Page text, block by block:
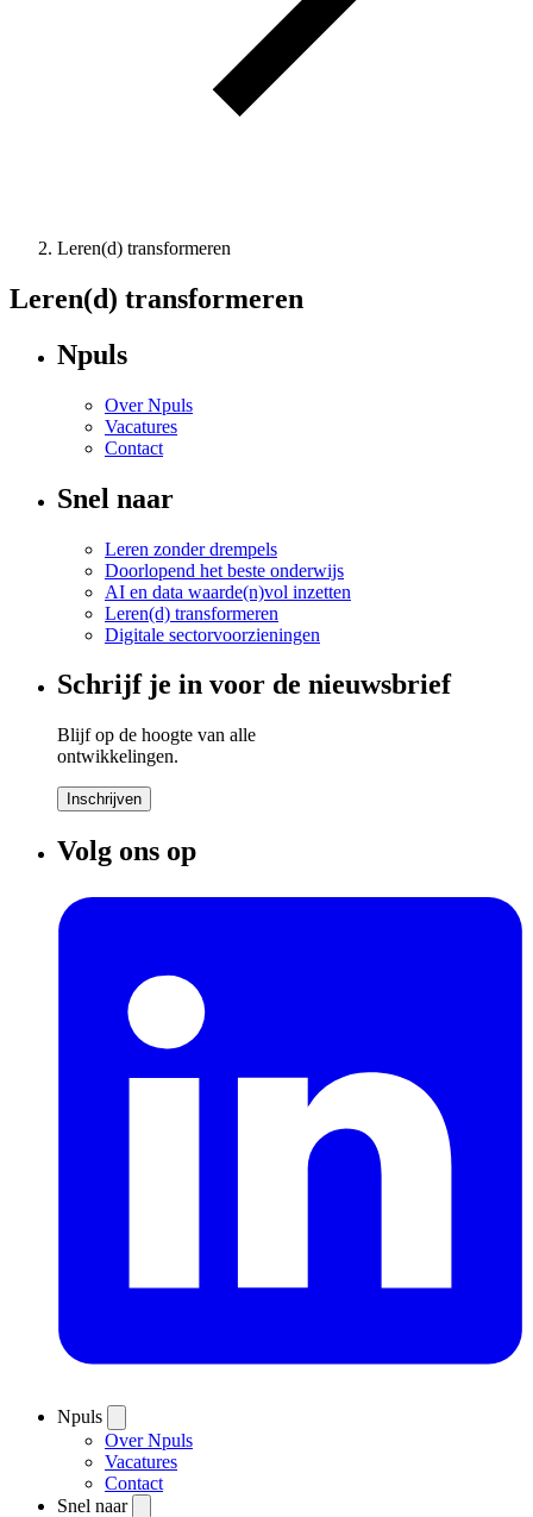
Leren(d) transformeren
Leren(d) transformeren
Npuls
Over Npuls
Vacatures
Contact
Snel naar
Leren zonder drempels
Doorlopend het beste onderwijs
AI en data waarde(n)vol inzetten
Leren(d) transformeren
Digitale sectorvoorzieningen
Schrijf je in voor de nieuwsbrief
Blijf op de hoogte van alle
ontwikkelingen.
Inschrijven
Volg ons op
Npuls
Over Npuls
Vacatures
Contact
Snel naar